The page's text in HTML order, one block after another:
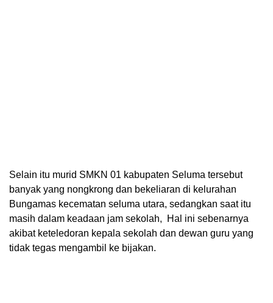
Selain itu murid SMKN 01 kabupaten Seluma tersebut
banyak yang nongkrong dan bekeliaran di kelurahan
Bungamas kecematan seluma utara, sedangkan saat itu
masih dalam keadaan jam sekolah, Hal ini sebenarnya
akibat keteledoran kepala sekolah dan dewan guru yang
tidak tegas mengambil ke bijakan.